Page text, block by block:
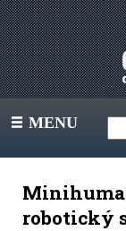
III MENU
robotický